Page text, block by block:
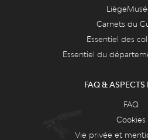
Carnets du
Essentiel des
Essentiel du
FAQ & ASPECTS
FAQ
Cookies
Vie privée et